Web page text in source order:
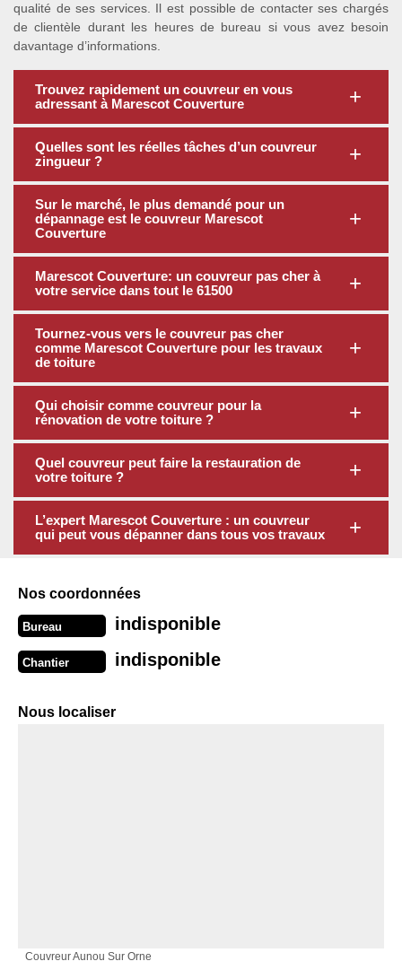
qualité de ses services. Il est possible de contacter ses chargés
de clientèle durant les heures de bureau si vous avez besoin
davantage d’informations.
Trouvez rapidement un couvreur en vous
adressant à Marescot Couverture
Quelles sont les réelles tâches d’un couvreur
zingueur ?
Sur le marché, le plus demandé pour un
dépannage est le couvreur Marescot
Couverture
Marescot Couverture: un couvreur pas cher à
votre service dans tout le 61500
Tournez-vous vers le couvreur pas cher
comme Marescot Couverture pour les travaux
de toiture
Qui choisir comme couvreur pour la
rénovation de votre toiture ?
Quel couvreur peut faire la restauration de
votre toiture ?
L’expert Marescot Couverture : un couvreur
qui peut vous dépanner dans tous vos travaux
Nos coordonnées
Bureau indisponible
Chantier indisponible
Nous localiser
Couvreur Aunou Sur Orne